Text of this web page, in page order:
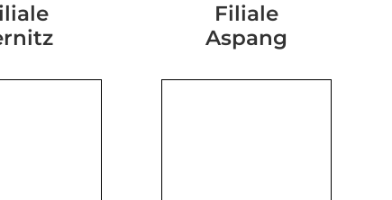
Filiale
Aspang